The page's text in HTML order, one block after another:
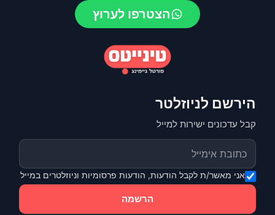
הצטרפו לערוץ
הירשם לניוזלטר
קבל עדכונים ישירות למייל
אני מאשר/ת לקבל הודעות, הודעות פרסומיות וניוזלטרים במייל
הרשמה